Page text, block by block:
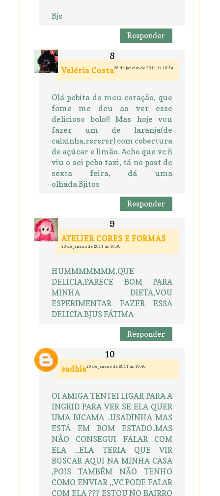
Bjs
Responder
Valéria Costa26 de janeiro de 2011 às 15:54
Olá pebita do meu coração, que
fome me deu ao ver esse
delicioso bolo!! Mas hoje vou
fazer um de laranja(de
caixinha,rsrsrsr) com cobertura
de açúcar e limão. Acho que vc ñ
viu o sei peba taxi, tá no post de
sexta feira, dá uma
olhada.Bjitos
Responder
ATELIER CORES E FORMAS
26 de janeiro de 2011 às 16:00
HUMMMMMMM,QUE
DELICIA,PARECE BOM PARA
MINHA DIETA,VOU
ESPERIMENTAR FAZER ESSA
DELICIA.BJUS FÁTIMA
Responder
sadhia26 de janeiro de 2011 às 16:40
OI AMIGA TENTEI LIGAR PARA A
INGRID PARA VER SE ELA QUER
UMA BICAMA ..USADINHA MAS
ESTÁ EM BOM ESTADO..MAS
NÃO CONSEGUI FALAR COM
ELA ...ELA TERIA QUE VIR
BUSCAR AQUI NA MINHA CASA
,POIS TAMBÉM NÃO TENHO
COMO ENVIAR ,,VC PODE FALAR
COM ELA ??? ESTOU NO BAIRRO